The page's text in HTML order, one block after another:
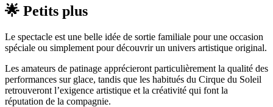
🌟 Petits plus
Le spectacle est une belle idée de sortie familiale pour une occasion
spéciale ou simplement pour découvrir un univers artistique original.
Les amateurs de patinage apprécieront particulièrement la qualité des
performances sur glace, tandis que les habitués du Cirque du Soleil
retrouveront l’exigence artistique et la créativité qui font la
réputation de la compagnie.